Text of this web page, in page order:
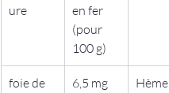
ure
en fer
(pour
100 g)
foie de
6,5 mg Hème